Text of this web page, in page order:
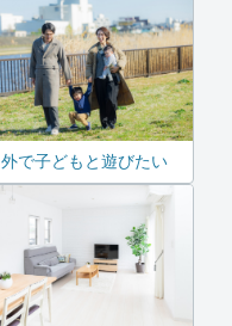
外で子どもと遊びたい